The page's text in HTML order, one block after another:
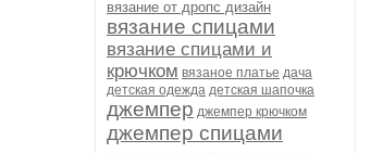
вязание от дропс дизайн
вязание спицами
вязание спицами и
крючком вязаное платье дача
детская одежда детская шапочка
джемпер джемпер крючком
джемпер спицами